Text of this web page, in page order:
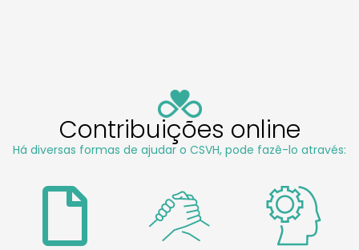
Contribuições online​
Há diversas formas de ajudar o CSVH, pode fazê-lo através: